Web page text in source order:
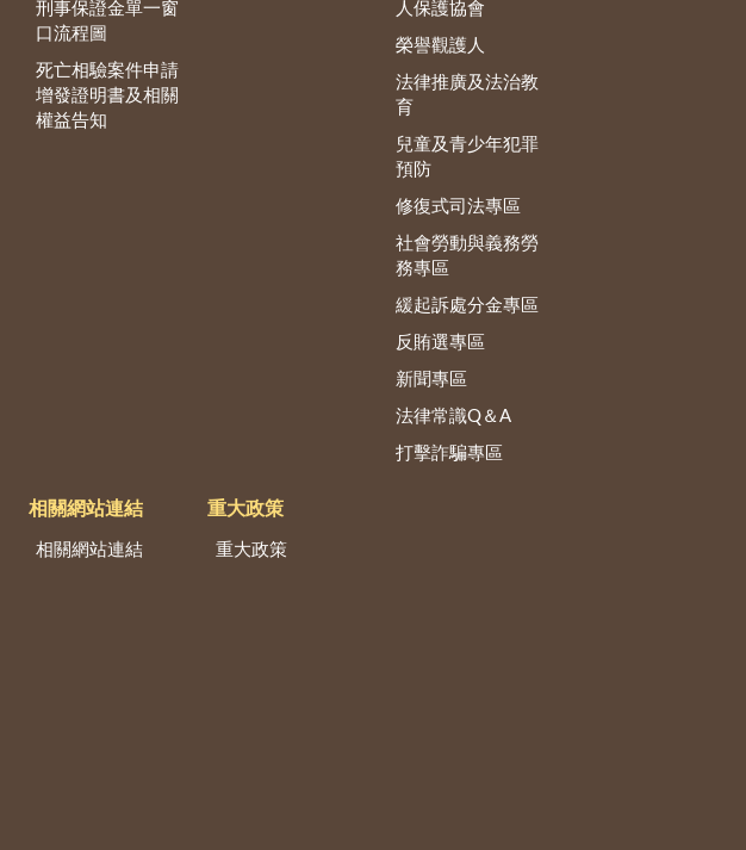
刑事保證金單一窗
口流程圖
死亡相驗案件申請
增發證明書及相關
權益告知
人保護協會
榮譽觀護人
法律推廣及法治教
育
兒童及青少年犯罪
預防
修復式司法專區
社會勞動與義務勞
務專區
緩起訴處分金專區
反賄選專區
新聞專區
法律常識Q＆A
打擊詐騙專區
相關網站連結
相關網站連結
重大政策
重大政策